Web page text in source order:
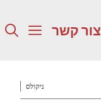
צור קשר
ניקולס